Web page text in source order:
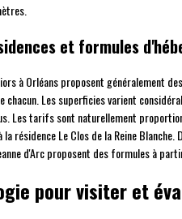
et formules
à Orléans proposent généralement
chacun. Les superficies varient
Les tarifs sont naturellement
résidence Le Clos de la Reine
d'Arc proposent des formules à
pour visiter et